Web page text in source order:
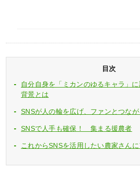
目次
自分自身を「ミカンのゆるキャラ」
背景とは
SNSが人の輪を広げ、ファンとつな
SNSで人手も確保！ 集まる援農者
これからSNSを活用したい農家さん